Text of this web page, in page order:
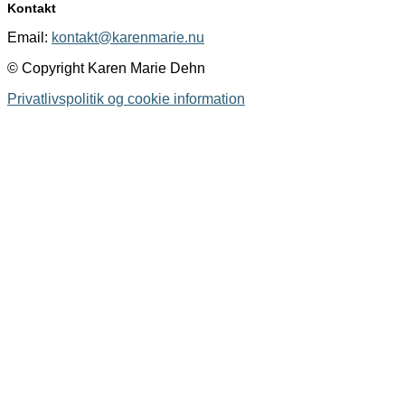
Kontakt
Email: kontakt@karenmarie.nu
© Copyright Karen Marie Dehn
Privatlivspolitik og cookie information